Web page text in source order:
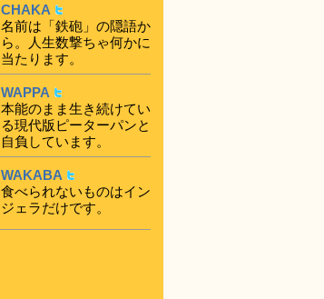
CHAKA
名前は「鉄砲」の隠語か
ら。人生数撃ちゃ何かに
当たります。
WAPPA
本能のまま生き続けてい
る現代版ピーターパンと
自負しています。
WAKABA
食べられないものはイン
ジェラだけです。